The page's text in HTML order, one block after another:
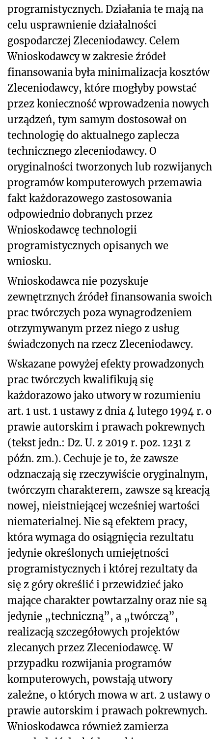
programistycznych. Działania te mają na
celu usprawnienie działalności
gospodarczej Zleceniodawcy. Celem
Wnioskodawcy w zakresie źródeł
finansowania była minimalizacja kosztów
Zleceniodawcy, które mogłyby powstać
przez konieczność wprowadzenia nowych
urządzeń, tym samym dostosował on
technologię do aktualnego zaplecza
technicznego zleceniodawcy. O
oryginalności tworzonych lub rozwijanych
programów komputerowych przemawia
fakt każdorazowego zastosowania
odpowiednio dobranych przez
Wnioskodawcę technologii
programistycznych opisanych we
wniosku.
Wnioskodawca nie pozyskuje
zewnętrznych źródeł finansowania swoich
prac twórczych poza wynagrodzeniem
otrzymywanym przez niego z usług
świadczonych na rzecz Zleceniodawcy.
Wskazane powyżej efekty prowadzonych
prac twórczych kwalifikują się
każdorazowo jako utwory w rozumieniu
art. 1 ust. 1 ustawy z dnia 4 lutego 1994 r. o
prawie autorskim i prawach pokrewnych
(tekst jedn.: Dz. U. z 2019 r. poz. 1231 z
późn. zm.). Cechuje je to, że zawsze
odznaczają się rzeczywiście oryginalnym,
twórczym charakterem, zawsze są kreacją
nowej, nieistniejącej wcześniej wartości
niematerialnej. Nie są efektem pracy,
która wymaga do osiągnięcia rezultatu
jedynie określonych umiejętności
programistycznych i której rezultaty da
się z góry określić i przewidzieć jako
mające charakter powtarzalny oraz nie są
jedynie „techniczną”, a „twórczą”,
realizacją szczegółowych projektów
zlecanych przez Zleceniodawcę. W
przypadku rozwijania programów
komputerowych, powstają utwory
zależne, o których mowa w art. 2 ustawy o
prawie autorskim i prawach pokrewnych.
Wnioskodawca również zamierza